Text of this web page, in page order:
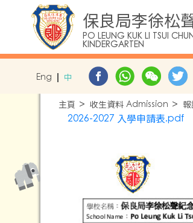
保良局李徐松
PO LEUNG KUK LI TSUI
KINDERGARTEN
Eng 中
主頁 收生資料 Admission
2026-2027 入學申請表.pdf